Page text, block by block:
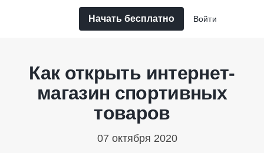
Начать бесплатно Войти
Как открыть интернет-
магазин спортивных
товаров
07 октября 2020